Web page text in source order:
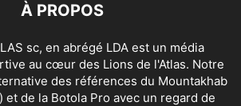
À PROPOS
sc, en abrégé LDA est un média
au cœur des Lions de l'Atlas. Notre
des références du Mountakhab